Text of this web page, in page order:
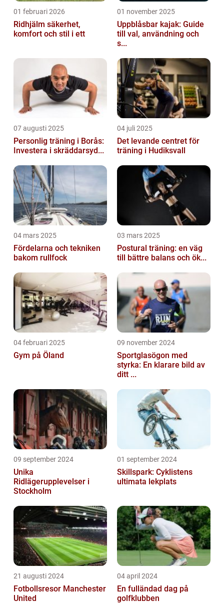
01 februari 2026
Ridhjälm säkerhet,
komfort och stil i ett
01 november 2025
Uppblåsbar kajak: Guide
till val, användning och
s...
07 augusti 2025
Personlig träning i Borås:
Investera i skräddarsyd...
04 juli 2025
Det levande centret för
träning i Hudiksvall
04 mars 2025
Fördelarna och tekniken
bakom rullfock
03 mars 2025
Postural träning: en väg
till bättre balans och ök...
04 februari 2025
Gym på Öland
09 november 2024
Sportglasögon med
styrka: En klarare bild av
ditt ...
09 september 2024
Unika
Ridlägerupplevelser i
Stockholm
01 september 2024
Skillspark: Cyklistens
ultimata lekplats
21 augusti 2024
Fotbollsresor Manchester
United
04 april 2024
En fulländad dag på
golfklubben